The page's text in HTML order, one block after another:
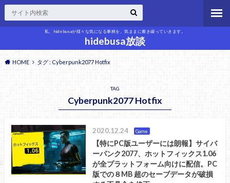
私、hidebusaが様々な気になる事柄を、気ままに書き綴っていきます。
hidebusa放談
HOME タグ : Cyberpunk2077 Hotfix
TAG
Cyberpunk2077 Hotfix
2020.12.24 Game
【特にPC版ユーザーには朗報】サイバ
ーパンク2077、ホットフィックス1.06
が全プラットフォーム向けに配信。PC
版での８MB 超のセーブデータが破損